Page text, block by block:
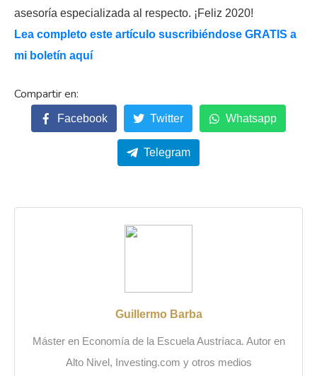
asesoría especializada al respecto. ¡Feliz 2020!
Lea completo este artículo suscribiéndose GRATIS a
mi boletín aquí
Facebook Twitter Whatsapp
Telegram
Guillermo Barba
Máster en Economía de la Escuela Austríaca. Autor en
Alto Nivel, Investing.com y otros medios